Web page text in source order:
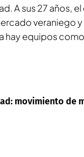
A sus 27 años, el
veraniego y
hay equipos como
movimiento de